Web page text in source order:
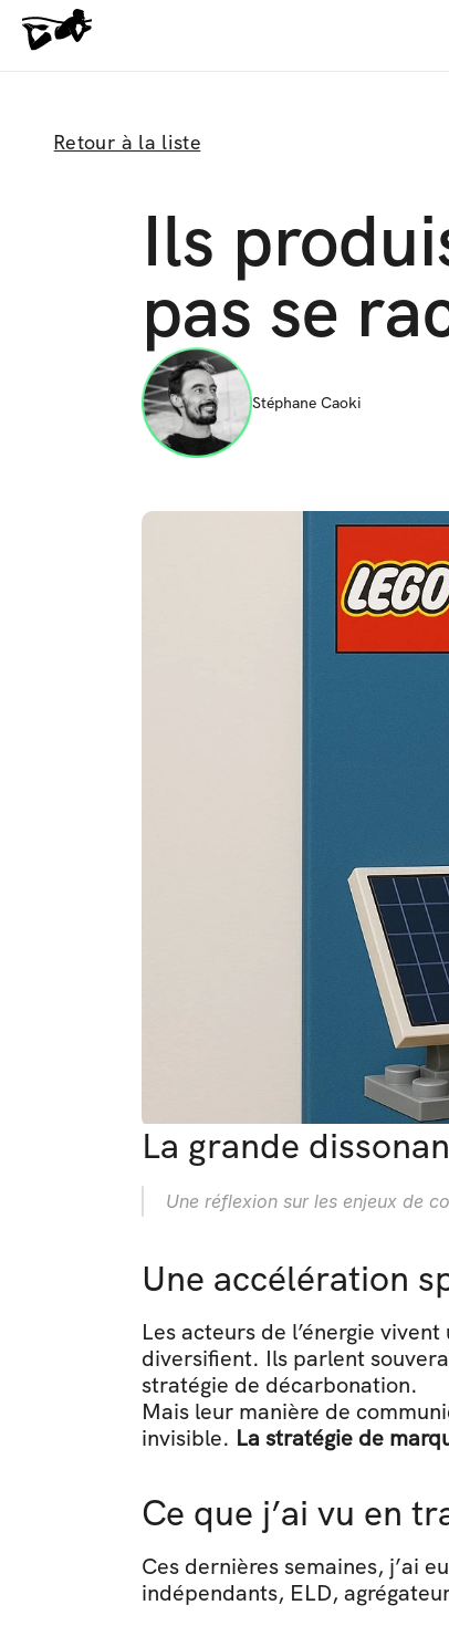
Retour à la liste
Ils
pas se
Stéphane Caoki
La grande
Une réflexion sur les enjeux de
Une accélération
Les acteurs de l’énergie
diversifient. Ils parlent
stratégie de décarbonation.
Mais leur manière de
invisible. La stratégie de
Ce que j’ai vu en
Ces dernières semaines, j’ai
indépendants, ELD,